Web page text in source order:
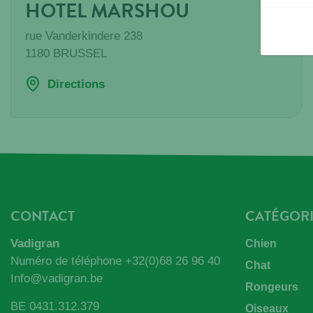
HOTEL MARSHOU
rue Vanderkindere 238
1180 BRUSSEL
Directions
CONTACT
Vadigran
Numéro de téléphone +32(0)68 26 96 40
Info@vadigran.be
BE 0431.312.379
Chien
Chat
Rongeurs
Oiseaux